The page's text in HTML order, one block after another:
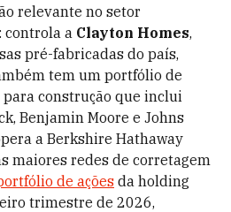
relevante no setor
a Clayton Homes,
pré-fabricadas do país,
tem um portfólio de
construção que inclui
Benjamin Moore e Johns
a Berkshire Hathaway
maiores redes de corretagem
de ações da holding
trimestre de 2026,